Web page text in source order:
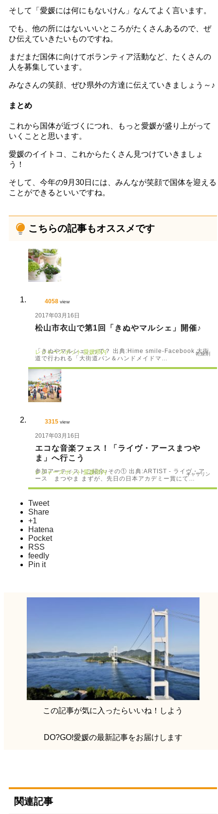
そして「愛媛には何にもないけん」なんてよく言います。
でも、他の所にはないいいところがたくさんあるので、ぜ
ひ伝えていきたいものですね。
まだまだ国体に向けてボランティア活動など、たくさんの
人を募集しています。
みなさんの笑顔、ぜひ県外の方達に伝えていきましょう～♪
まとめ
これから国体が近づくにつれ、もっと愛媛が盛り上がって
いくことと思います。
愛媛のイイトコ、これからたくさん見つけていきましょ
う！
そして、今年の9月30日には、みんなが笑顔で国体を迎える
ことができるといいですね。
こちらの記事もオススメです
4058 view
2017年03月16日
松山市衣山で第1回「きぬやマルシェ」開催♪
「きぬやマルシェ」って？ 出典:Hime smile-Facebook 大街
道で行われる「大街道パン＆ハンドメイドマ…
レジャースポット 愛媛県内 乾燥剤
3315 view
2017年03月16日
エコな音楽フェス！「ライヴ・アースまつや
ま」へ行こう
参加アーティストご紹介♪その① 出典:ARTIST - ライヴ・ア
ース まつやま まずが、先日の日本アカデミー賞にて…
レジャースポット 愛媛県内 キャサリン
Tweet
Share
+1
Hatena
Pocket
RSS
feedly
Pin it
この記事が気に入ったらいいね！しよう
DO?GO!愛媛の最新記事をお届けします
関連記事